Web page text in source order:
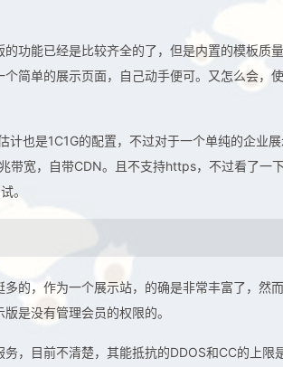
功能已经是比较齐全的了，但是内置的模板质
简单的展示页面，自己动手便可。又怎么会，
也是1C1G的配置，不过对于一个单纯的企业
带宽，自带CDN。且不支持https，不过看了一
。
的，作为一个展示站，的确是非常丰富了，然
是没有管理会员的权限的。
，目前不清楚，其能抵抗的DDOS和CC的上限